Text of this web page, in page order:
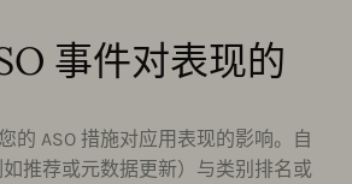
事件对表现的
的 ASO 措施对应用表现的影响。自
如推荐或元数据更新）与类别排名或